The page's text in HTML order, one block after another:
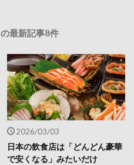
の最新記事8件
2026/03/03
日本の飲食店は「どんどん豪華
で安くなる」みたいだけ